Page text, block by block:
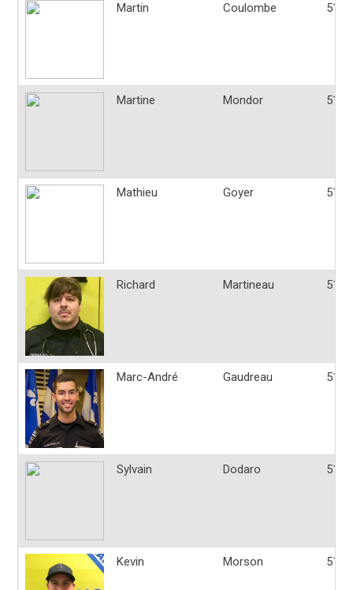
Martin Coulombe 514-
Martine Mondor 514-
Mathieu Goyer 514-
Richard Martineau 514-
Marc-André Gaudreau 514-
Sylvain Dodaro 514-
Kevin Morson 514-